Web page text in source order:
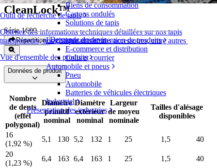
Outil de recherche de tapis
Obtenez des informations techniques détaillées sur nos tapis
transporteurs, nos composants et nos accessoires, entre autres
Vue d'ensemble des produits
Biens de consommation
Cartons ondulés
Solutions de tapis
Logistique et manutention de produits
E-commerce et distribution
Colis et courrier
Automobile et pneus
Pneu
Automobile
Batteries de véhicules électriques
Industriel
Présentation des industries
CleanLock™
Série 1600
Répartition Demande de devis
Données de produit
Nombre
de dents
(effet
polygonal)
Diamètre
primitif
nominal
Diamètre
extérieur
nominal
Largeur
de moyeu
nominale
Tailles d'alésage
disponibles
16
(1,92 %)
5,1 130 5,2 132 1 25 1,5
40
20
(1,23 %)
6,4 163 6,4 163 1 25 1,5 40